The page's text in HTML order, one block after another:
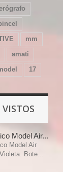
mm
amati
17
Model Air...
Model Air
Bote...